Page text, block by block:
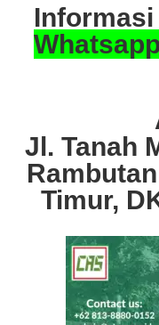
Informasi
Jl. Tanah
Timur,